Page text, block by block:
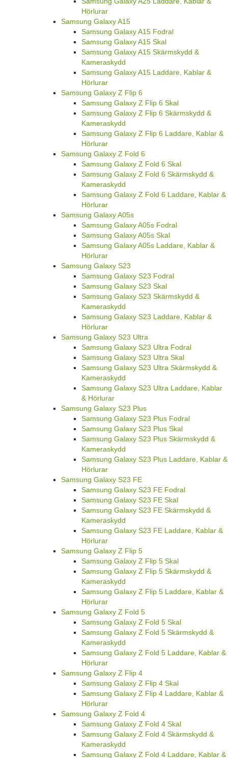
Hörlurar
Samsung Galaxy A15
Samsung Galaxy A15 Fodral
Samsung Galaxy A15 Skal
Samsung Galaxy A15 Skärmskydd &
Kameraskydd
Samsung Galaxy A15 Laddare, Kablar &
Hörlurar
Samsung Galaxy Z Flip 6
Samsung Galaxy Z Flip 6 Skal
Samsung Galaxy Z Flip 6 Skärmskydd &
Kameraskydd
Samsung Galaxy Z Flip 6 Laddare, Kablar &
Hörlurar
Samsung Galaxy Z Fold 6
Samsung Galaxy Z Fold 6 Skal
Samsung Galaxy Z Fold 6 Skärmskydd &
Kameraskydd
Samsung Galaxy Z Fold 6 Laddare, Kablar &
Hörlurar
Samsung Galaxy A05s
Samsung Galaxy A05s Fodral
Samsung Galaxy A05s Skal
Samsung Galaxy A05s Laddare, Kablar &
Hörlurar
Samsung Galaxy S23
Samsung Galaxy S23 Fodral
Samsung Galaxy S23 Skal
Samsung Galaxy S23 Skärmskydd &
Kameraskydd
Samsung Galaxy S23 Laddare, Kablar &
Hörlurar
Samsung Galaxy S23 Ultra
Samsung Galaxy S23 Ultra Fodral
Samsung Galaxy S23 Ultra Skal
Samsung Galaxy S23 Ultra Skärmskydd &
Kameraskydd
Samsung Galaxy S23 Ultra Laddare, Kablar
& Hörlurar
Samsung Galaxy S23 Plus
Samsung Galaxy S23 Plus Fodral
Samsung Galaxy S23 Plus Skal
Samsung Galaxy S23 Plus Skärmskydd &
Kameraskydd
Samsung Galaxy S23 Plus Laddare, Kablar &
Hörlurar
Samsung Galaxy S23 FE
Samsung Galaxy S23 FE Fodral
Samsung Galaxy S23 FE Skal
Samsung Galaxy S23 FE Skärmskydd &
Kameraskydd
Samsung Galaxy S23 FE Laddare, Kablar &
Hörlurar
Samsung Galaxy Z Flip 5
Samsung Galaxy Z Flip 5 Skal
Samsung Galaxy Z Flip 5 Skärmskydd &
Kameraskydd
Samsung Galaxy Z Flip 5 Laddare, Kablar &
Hörlurar
Samsung Galaxy Z Fold 5
Samsung Galaxy Z Fold 5 Skal
Samsung Galaxy Z Fold 5 Skärmskydd &
Kameraskydd
Samsung Galaxy Z Fold 5 Laddare, Kablar &
Hörlurar
Samsung Galaxy Z Flip 4
Samsung Galaxy Z Flip 4 Skal
Samsung Galaxy Z Flip 4 Laddare, Kablar &
Hörlurar
Samsung Galaxy Z Fold 4
Samsung Galaxy Z Fold 4 Skal
Samsung Galaxy Z Fold 4 Skärmskydd &
Kameraskydd
Samsung Galaxy Z Fold 4 Laddare, Kablar &